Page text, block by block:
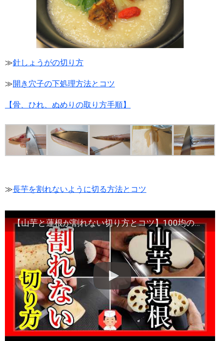
≫針しょうがの切り方
≫開き穴子の下処理方法とコツ
【骨、ひれ、ぬめりの取り方手順】
≫長芋を割れないように切る方法とコツ
【山芋と蓮根が割れない切り方とコツ】100均の道具で切れますよ